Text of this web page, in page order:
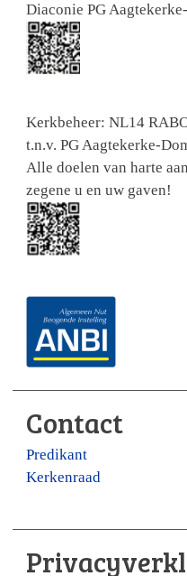
Diaconie PG
Kerkbeheer: NL14
t.n.v. PG Aagtekerke-
Alle doelen van harte
zegene u en uw gaven!
Contact
Predikant
Kerkenraad